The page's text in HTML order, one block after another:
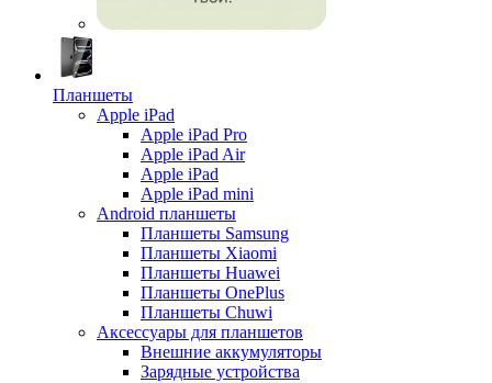
Планшеты
Apple iPad
Apple iPad Pro
Apple iPad Air
Apple iPad
Apple iPad mini
Android планшеты
Планшеты Samsung
Планшеты Xiaomi
Планшеты Huawei
Планшеты OnePlus
Планшеты Chuwi
Аксессуары для планшетов
Внешние аккумуляторы
Зарядные устройства